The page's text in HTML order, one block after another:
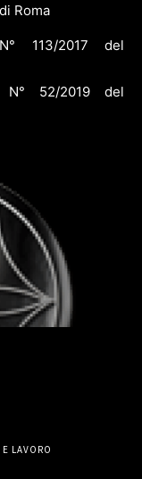
Roma
113/2017 del
N° 52/2019 del
LAVORO